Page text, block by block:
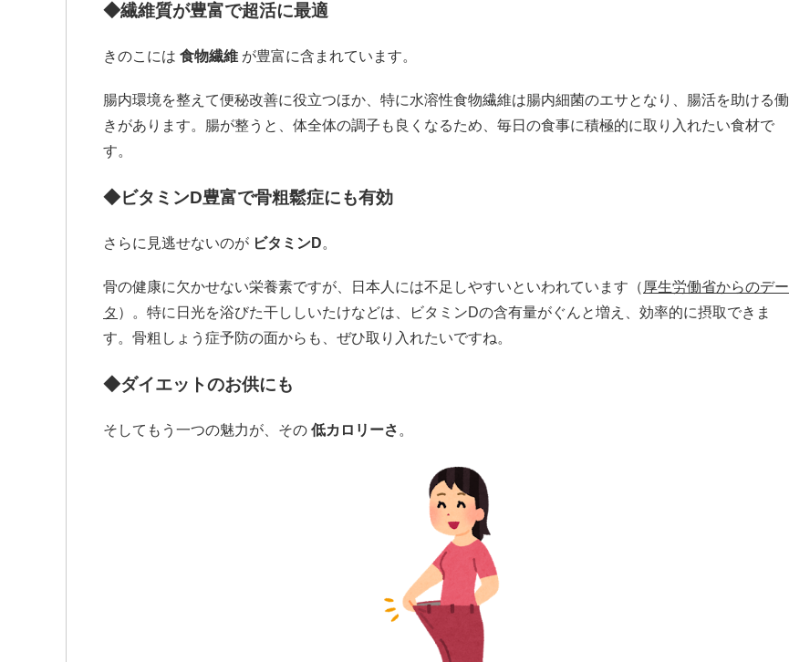
◆繊維質が豊富で超活に最適
きのこには 食物繊維 が豊富に含まれています。
腸内環境を整えて便秘改善に役立つほか、特に水溶性食物繊維は腸内細菌のエサとなり、腸活を助ける働
きがあります。腸が整うと、体全体の調子も良くなるため、毎日の食事に積極的に取り入れたい食材で
す。
◆ビタミンD豊富で骨粗鬆症にも有効
さらに見逃せないのが ビタミンD。
骨の健康に欠かせない栄養素ですが、日本人には不足しやすいといわれています（ 厚生労働省からのデー
タ ）。特に日光を浴びた干ししいたけなどは、ビタミンDの含有量がぐんと増え、効率的に摂取できま
す。骨粗しょう症予防の面からも、ぜひ取り入れたいですね。
◆ダイエットのお供にも
そしてもう一つの魅力が、その 低カロリーさ 。